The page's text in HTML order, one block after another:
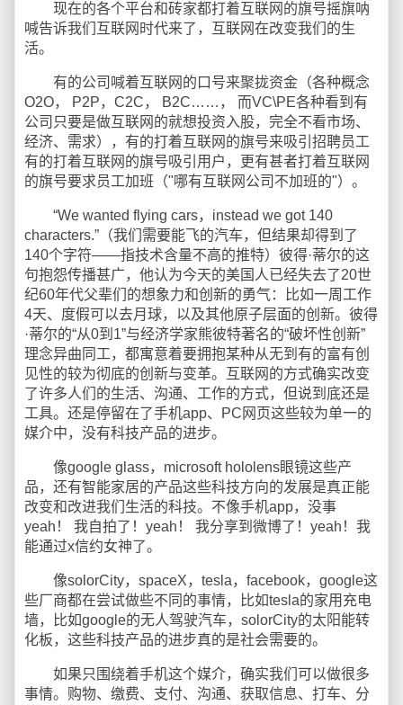
现在的各个平台和砖家都打着互联网的旗号摇旗呐
喊告诉我们互联网时代来了，互联网在改变我们的生
活。
有的公司喊着互联网的口号来聚拢资金（各种概念
O2O， P2P，C2C， B2C……， 而VC\PE各种看到有
公司只要是做互联网的就想投资入股，完全不看市场、
经济、需求），有的打着互联网的旗号来吸引招聘员工
有的打着互联网的旗号吸引用户，更有甚者打着互联网
的旗号要求员工加班（"哪有互联网公司不加班的"）。
“We wanted flying cars，instead we got 140
characters.”（我们需要能飞的汽车，但结果却得到了
140个字符——指技术含量不高的推特）彼得·蒂尔的这
句抱怨传播甚广，他认为今天的美国人已经失去了20世
纪60年代父辈们的想象力和创新的勇气：比如一周工作
4天、度假可以去月球，以及其他原子层面的创新。彼得
·蒂尔的“从0到1”与经济学家熊彼特著名的“破坏性创新”
理念异曲同工，都寓意着要拥抱某种从无到有的富有创
见性的较为彻底的创新与变革。互联网的方式确实改变
了许多人们的生活、沟通、工作的方式，但说到底还是
工具。还是停留在了手机app、PC网页这些较为单一的
媒介中，没有科技产品的进步。
像google glass，microsoft hololens眼镜这些产
品，还有智能家居的产品这些科技方向的发展是真正能
改变和改进我们生活的科技。不像手机app，没事
yeah！ 我自拍了！yeah！ 我分享到微博了！yeah！我
能通过x信约女神了。
像solorCity，spaceX，tesla，facebook，google这
些厂商都在尝试做些不同的事情，比如tesla的家用充电
墙，比如google的无人驾驶汽车，solorCity的太阳能转
化板，这些科技产品的进步真的是社会需要的。
如果只围绕着手机这个媒介，确实我们可以做很多
事情。购物、缴费、支付、沟通、获取信息、打车、分